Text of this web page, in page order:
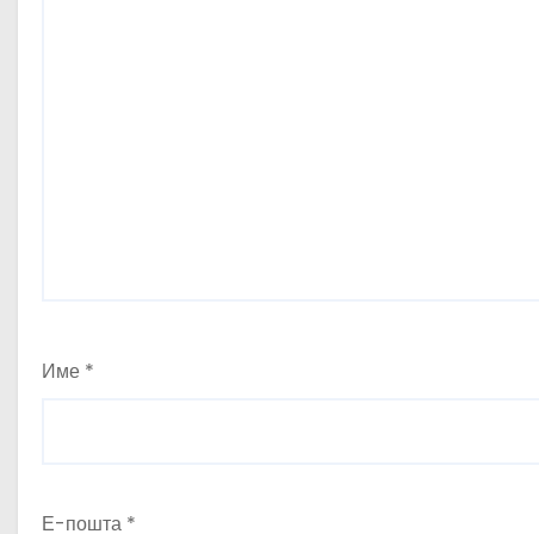
Име *
Е-пошта *